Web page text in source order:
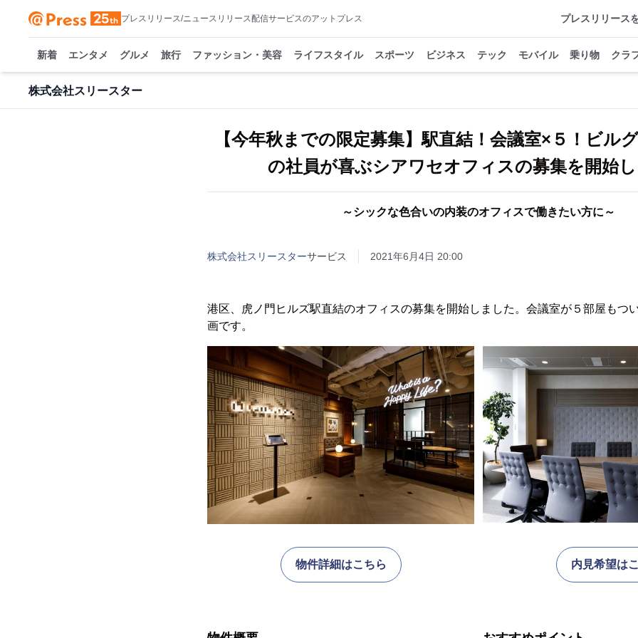
プレスリリース/ニュースリリース配信サービスのアットプレス プレスリリース
新着 エンタメ グルメ 旅行 ファッション・美容 ライフスタイル スポーツ ビジネス テック モバイル 乗り物 クラ
株式会社スリースター
【今年秋までの限定募集】駅直結！会議室×５！ビル
の社員が喜ぶシアワセオフィスの募集を開始
～シックな色合いの内装のオフィスで働きたい方に～
株式会社スリースターサービス 2021年6月4日 20:00
港区、虎ノ門ヒルズ駅直結のオフィスの募集を開始しました。会議室が５部屋もつ
画です。
物件詳細はこちら 内見希望は